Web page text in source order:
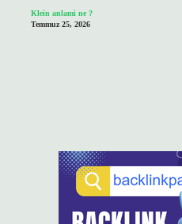
Klein anlami ne ?
Temmuz 25, 2026